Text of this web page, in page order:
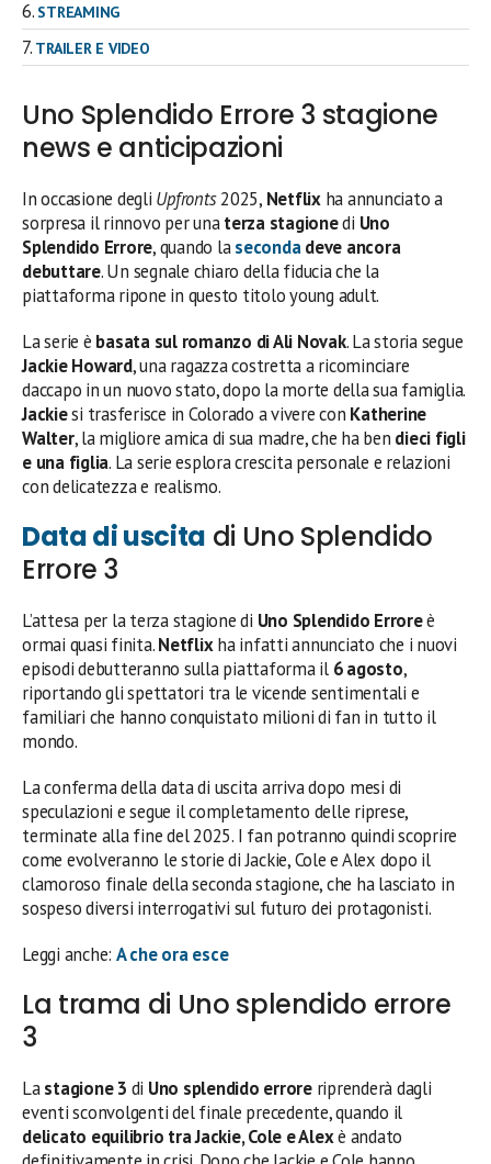
STREAMING
TRAILER E VIDEO
Uno Splendido Errore 3 stagione
news e anticipazioni
In occasione degli Upfronts2025, Netflixha annunciato a
sorpresa il rinnovo per unaterza stagionedi Uno
Splendido Errore, quando lasecondadeve ancora
debuttare. Un segnale chiaro della fiducia che la
piattaforma ripone in questo titolo young adult.
La serie è basata sul romanzo di Ali Novak. La storia segue
Jackie Howard, una ragazza costretta a ricominciare
daccapo in un nuovo stato, dopo la morte della sua famiglia.
Jackiesi trasferisce in Colorado a vivere con Katherine
Walter, la migliore amica di sua madre, che ha ben dieci figli
e una figlia. La serie esplora crescita personale e relazioni
con delicatezza e realismo.
Data di uscita di Uno Splendido
Errore 3
L’attesa per la terza stagione di Uno Splendido Erroreè
ormai quasi finita.Netflixha infatti annunciato che i nuovi
episodi debutteranno sulla piattaforma il 6 agosto,
riportando gli spettatori tra le vicende sentimentali e
familiari che hanno conquistato milioni di fan in tutto il
mondo.
La conferma della data di uscita arriva dopo mesi di
speculazioni e segue il completamento delle riprese,
terminate alla fine del 2025. I fan potranno quindi scoprire
come evolveranno le storie di Jackie, Cole e Alex dopo il
clamoroso finale della seconda stagione, che ha lasciato in
sospeso diversi interrogativi sul futuro dei protagonisti.
Leggi anche: A che ora esce
La trama di Uno splendido errore
3
Lastagione 3 di Uno splendido erroreriprenderà dagli
eventi sconvolgenti del finale precedente, quando il
delicato equilibrio tra Jackie, Cole e Alexè andato